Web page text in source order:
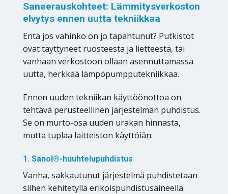
Saneerauskohteet: Lämmitysverkoston
elvytys ennen uutta tekniikkaa
Entä jos vahinko on jo tapahtunut? Putkistot
ovat täyttyneet ruosteesta ja lietteestä, tai
vanhaan verkostoon ollaan asennuttamassa
uutta, herkkää lämpöpumpputekniikkaa.
Ennen uuden tekniikan käyttöönottoa on
tehtävä perusteellinen järjestelmän puhdistus.
Se on murto-osa uuden urakan hinnasta,
mutta tuplaa laitteiston käyttöiän:
1. Sanol®-huuhtelupuhdistus
Vanha, sakkautunut järjestelmä puhdistetaan
siihen kehitetyllä erikoispuhdistusaineella